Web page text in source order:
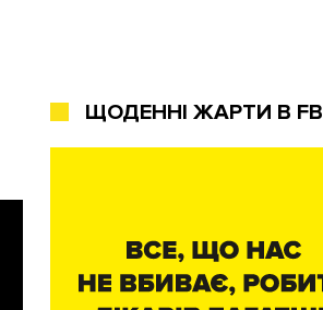
ЩОДЕННІ ЖАРТИ В FB